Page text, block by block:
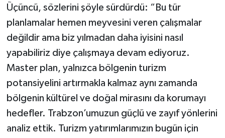
Üçüncü, sözlerini şöyle sürdürdü: “Bu tür
planlamalar hemen meyvesini veren çalışmalar
değildir ama biz yılmadan daha iyisini nasıl
yapabiliriz diye çalışmaya devam ediyoruz.
Master plan, yalnızca bölgenin turizm
potansiyelini artırmakla kalmaz aynı zamanda
bölgenin kültürel ve doğal mirasını da korumayı
hedefler. Trabzon’umuzun güçlü ve zayıf yönlerini
analiz ettik. Turizm yatırımlarımızın bugün için